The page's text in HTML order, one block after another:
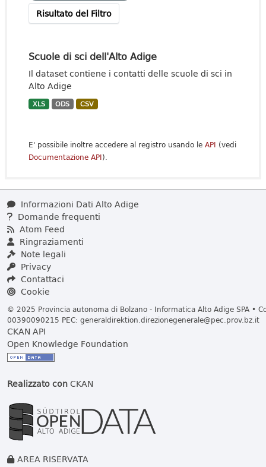
Risultato del Filtro
Scuole di sci dell'Alto Adige
Il dataset contiene i contatti delle scuole di sci in
Alto Adige
XLS ODS CSV
E' possibile inoltre accedere al registro usando le API (vedi
Documentazione API).
Informazioni Dati Alto Adige
Domande frequenti
Atom Feed
Ringraziamenti
Note legali
Privacy
Contattaci
Cookie
© 2025 Provincia autonoma di Bolzano - Informatica Alto Adige SPA •
00390090215 PEC: generaldirektion.direzionegenerale@pec.prov.bz.it
CKAN API
Open Knowledge Foundation
Realizzato conCKAN
AREA RISERVATA